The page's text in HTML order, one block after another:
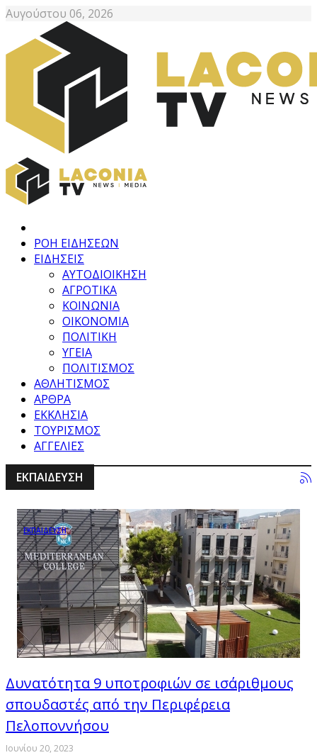
Αυγούστου 06, 2026
ΡΟΗ ΕΙΔΗΣΕΩΝ
ΕΙΔΗΣΕΙΣ
ΑΥΤΟΔΙΟΙΚΗΣΗ
ΑΓΡΟΤΙΚΑ
ΚΟΙΝΩΝΙΑ
ΟΙΚΟΝΟΜΙΑ
ΠΟΛΙΤΙΚΗ
ΥΓΕΙΑ
ΠΟΛΙΤΙΣΜΟΣ
ΑΘΛΗΤΙΣΜΟΣ
ΑΡΘΡΑ
ΕΚΚΛΗΣΙΑ
ΤΟΥΡΙΣΜΟΣ
ΑΓΓΕΛΙΕΣ
ΕΚΠΑΙΔΕΥΣΗ
ΕΚΠΑΙΔΕΥΣΗ
Δυνατότητα 9 υποτροφιών σε ισάριθμους
σπουδαστές από την Περιφέρεια
Πελοποννήσου
Ιουνίου 20, 2023